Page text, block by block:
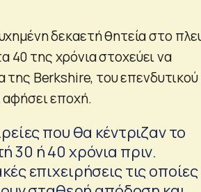
δεκαετή θητεία στο
της χρόνια στοχεύει να
της Berkshire, του επενδυτικού
αφήσει εποχή.
που θα κέντριζαν το
30 ή 40 χρόνια πριν.
επιχειρήσεις τις οποίες